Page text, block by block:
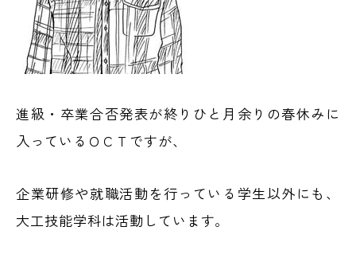
進級・卒業合否発表が終りひと月余りの春休みに
入っているＯＣＴですが、
企業研修や就職活動を行っている学生以外にも、
大工技能学科は活動しています。